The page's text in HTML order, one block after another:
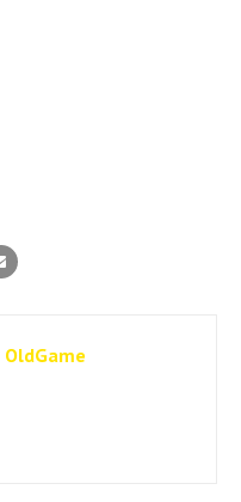
OldGame